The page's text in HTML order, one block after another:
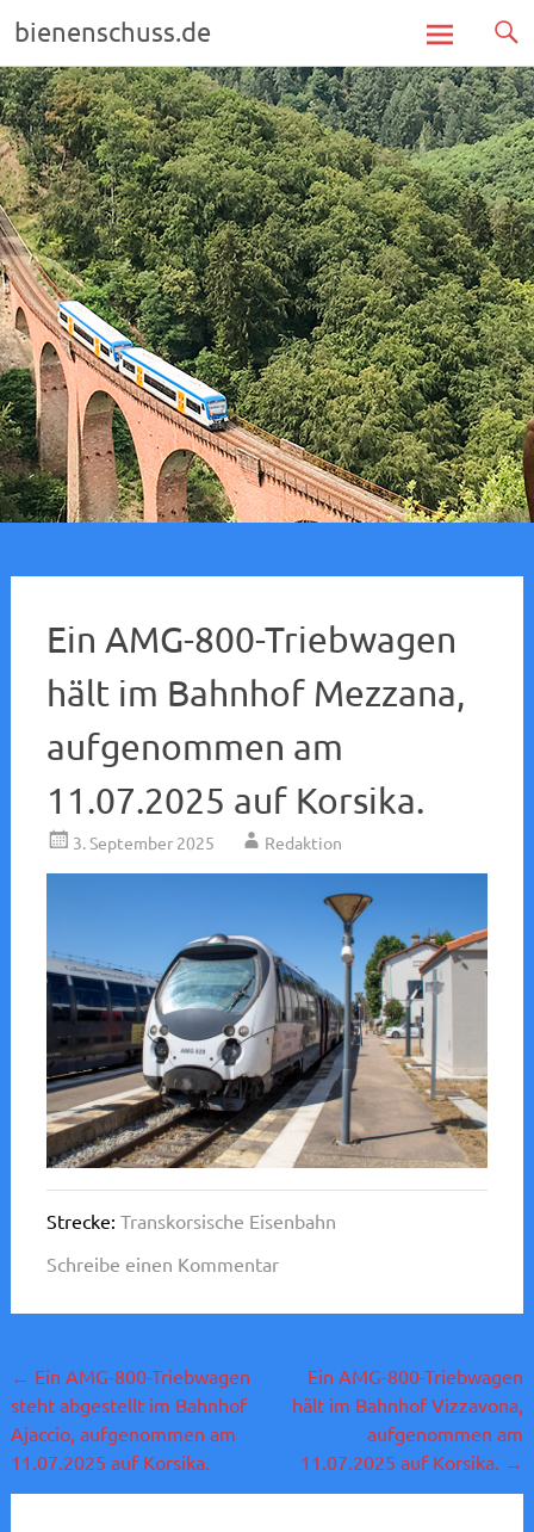
bienenschuss.de
Zum
Inhalt
springen
Ein AMG-800-Triebwagen
hält im Bahnhof Mezzana,
aufgenommen am
11.07.2025 auf Korsika.
3. September 2025 Redaktion
Strecke: Transkorsische Eisenbahn
Schreibe einen Kommentar
Beitragsnavigation
← Ein AMG-800-Triebwagen
steht abgestellt im Bahnhof
Ajaccio, aufgenommen am
11.07.2025 auf Korsika.
Ein AMG-800-Triebwagen
hält im Bahnhof Vizzavona,
aufgenommen am
11.07.2025 auf Korsika. →